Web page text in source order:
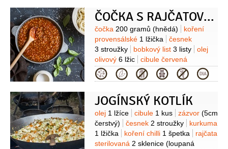
slunečnicová)
olej olivový
sůl
1/2lžičky
salát polníček
česnek 2 stroužky
ČOČKA S RAJČATOVOU OMÁČKOU
Suroviny
čočka 200 gramů (hnědá)
koření
provensálské 1 lžička
česnek
3 stroužky
bobkový list 3 listy
olej
olivový 6 lžic
cibule červená
3 kusy
sirup rýžový4 lžíce
rajčata
6 kusů (masitá) hřebíček2 kusy
Kategorie
JOGÍNSKÝ KOTLÍK
Suroviny
olej 1 lžíce cibule 1 kus zázvor (5cm
čerstvý)
česnek 2 stroužky
kurkuma
1 lžička
koření chilli 1 špetka
rajčata
sterilovaná 2 sklenice (loupaná